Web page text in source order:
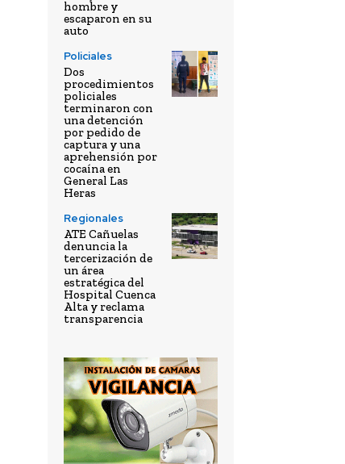
hombre y
escaparon en su
auto
Policiales
Dos
procedimientos
policiales
terminaron con
una detención
por pedido de
captura y una
aprehensión por
cocaína en
General Las
Heras
Regionales
ATE Cañuelas
denuncia la
tercerización de
un área
estratégica del
Hospital Cuenca
Alta y reclama
transparencia